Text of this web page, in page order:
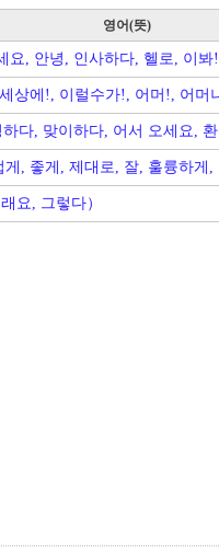
영어(뜻)
요, 안녕, 인사하다, 헬로, 이봐
상에!, 이럴수가!, 어머!, 어머
하다, 맞이하다, 어서 오세요, 환
, 좋게, 제대로, 잘, 훌륭하게,
요, 그렇다）